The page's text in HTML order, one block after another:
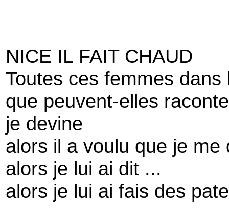
NICE IL FAIT CHAUD
Toutes ces femmes
que peuvent-elles
je devine
alors il a voulu que je me
alors je lui ai dit ...
alors je lui ai fais des